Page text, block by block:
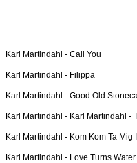
Karl Martindahl - Call You
Karl Martindahl - Filippa
Karl Martindahl - Good Old
Karl Martindahl - Karl Martindahl -
Karl Martindahl - Kom Kom Ta Mig
Karl Martindahl - Love Turns